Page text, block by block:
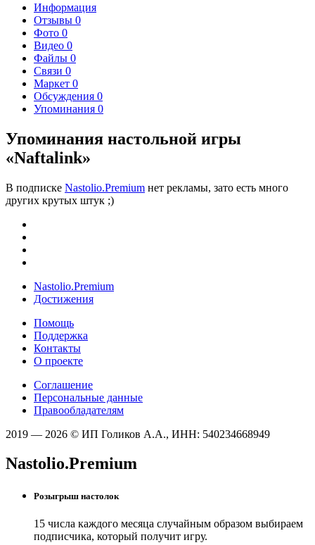
Информация
Отзывы 0
Фото 0
Видео 0
Файлы 0
Связи 0
Маркет 0
Обсуждения 0
Упоминания 0
Упоминания настольной игры
«Naftalink»
В подписке Nastolio.Premium нет рекламы, зато есть много
других крутых штук ;)
Nastolio.Premium
Достижения
Помощь
Поддержка
Контакты
О проекте
Соглашение
Персональные данные
Правообладателям
2019 — 2026 © ИП Голиков А.А., ИНН: 540234668949
Nastolio.Premium
Розыгрыш настолок
15 числа каждого месяца случайным образом выбираем
подписчика, который получит игру.